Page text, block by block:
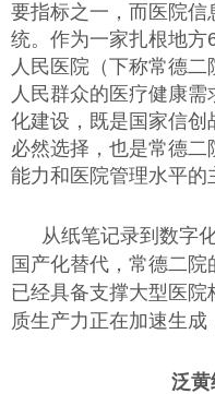
要指标之一，而医院
统。作为一家扎根地
人民医院（下称常德
人民群众的医疗健康
化建设，既是国家信
必然选择，也是常德
能力和医院管理水平的
从纸笔记录到数字
国产化替代，常德二
已经具备支撑大型医
质生产力正在加速生成
泛黄